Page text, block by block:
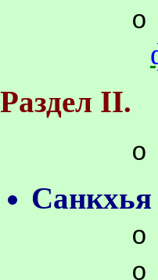
o
Раздел II.
o
Cанкхья
o
o